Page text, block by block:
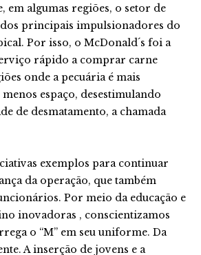
em algumas regiões, o setor de
principais impulsionadores do
Por isso, o McDonald´s foi a
rápido a comprar carne
onde a pecuária é mais
espaço, desestimulando
de desmatamento, a chamada
exemplos para continuar
da operação, que também
Por meio da educação e
inovadoras , conscientizamos
o “M” em seu uniforme. Da
A inserção de jovens e a